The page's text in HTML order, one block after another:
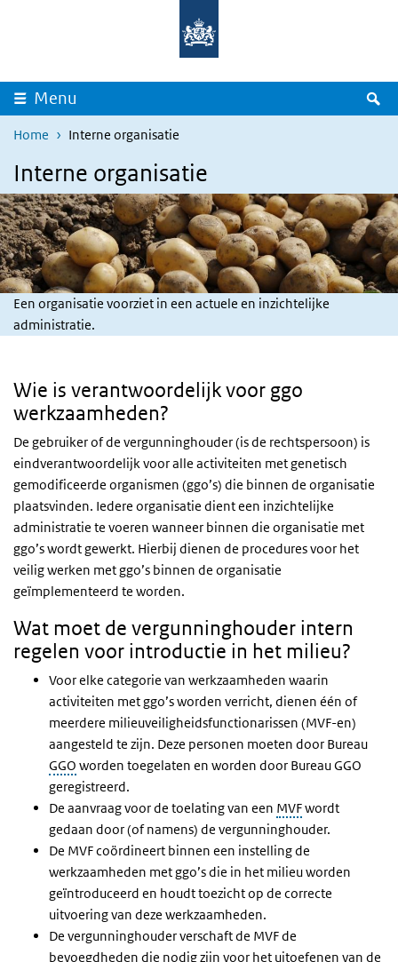
Menu
Home Interne organisatie
Interne organisatie
Een organisatie voorziet in een actuele en inzichtelijke
administratie.
Wie is verantwoordelijk voor ggo
werkzaamheden?
De gebruiker of de vergunninghouder (is de rechtspersoon) is
eindverantwoordelijk voor alle activiteiten met genetisch
gemodificeerde organismen (ggo’s) die binnen de organisatie
plaatsvinden. Iedere organisatie dient een inzichtelijke
administratie te voeren wanneer binnen die organisatie met
ggo’s wordt gewerkt. Hierbij dienen de procedures voor het
veilig werken met ggo’s binnen de organisatie
geïmplementeerd te worden.
Wat moet de vergunninghouder intern
regelen voor introductie in het milieu?
Voor elke categorie van werkzaamheden waarin
activiteiten met ggo’s worden verricht, dienen één of
meerdere milieuveiligheidsfunctionarissen (MVF-en)
aangesteld te zijn. Deze personen moeten door Bureau
GGO worden toegelaten en worden door Bureau GGO
geregistreerd.
De aanvraag voor de toelating van een MVFwordt
gedaan door (of namens) de vergunninghouder.
De MVF coördineert binnen een instelling de
werkzaamheden met ggo’s die in het milieu worden
geïntroduceerd en houdt toezicht op de correcte
uitvoering van deze werkzaamheden.
De vergunninghouder verschaft de MVF de
bevoegdheden die nodig zijn voor het uitoefenen van de